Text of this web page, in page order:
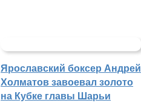
Ярославский боксер Андрей
Холматов завоевал золото
на Кубке главы Шарьи